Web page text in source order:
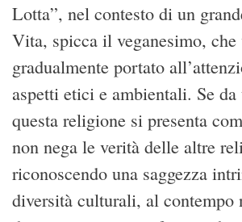
Lotta”, nel contesto di un
Vita, spicca il veganesimo, che
gradualmente portato
aspetti etici e ambientali. Se da
questa religione si presenta
non nega le verità delle altre
riconoscendo una saggezza
diversità culturali, al contempo